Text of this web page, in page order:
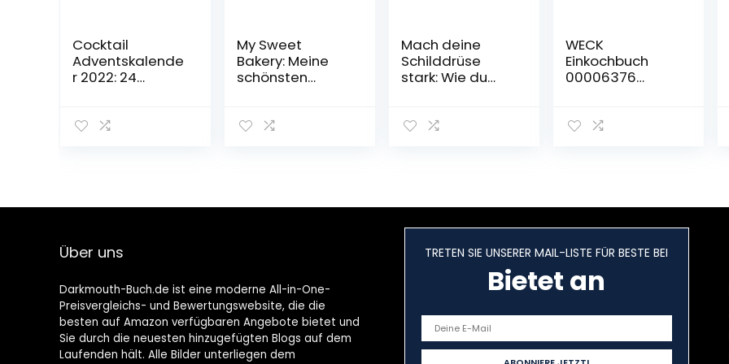
Cocktail
Adventskalende
r 2022: 24
für die
My Sweet
Bakery: Meine
schönsten
Anlass
Mach deine
Schilddrüse
stark: Wie du
erfunktion in den
2022
WECK
Einkochbuch
00006376
Haltbarmachen
Anleitung zum
Einkochen,
Ausgabe, 144
farbige Seiten,
mit Fotos
Über uns
Darkmouth-Buch.de ist eine moderne All-in-One-
Preisvergleichs- und Bewertungswebsite, die die
besten auf Amazon verfügbaren Angebote bietet und
Sie durch die neuesten hinzugefügten Blogs auf dem
Laufenden hält. Alle Bilder unterliegen dem
TRETEN SIE UNSERER MAIL-LISTE FÜR BESTE BEI
Bietet an